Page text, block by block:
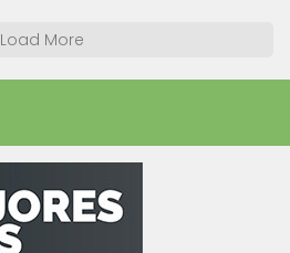
Load More